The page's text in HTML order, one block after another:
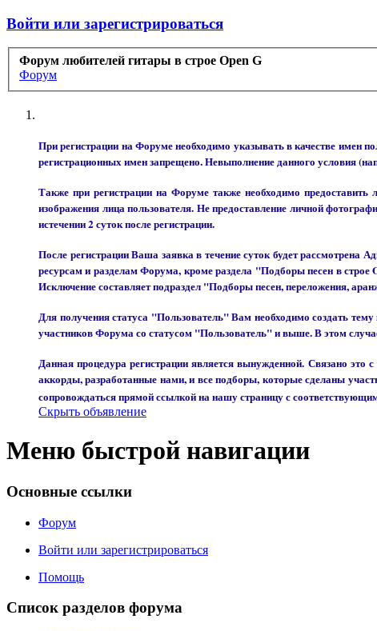
Войти или зарегистрироваться
Форум любителей гитары в строе Open G
Форум
При регистрации на Форуме необходимо указывать в качестве
регистрационных имен запрещено. Невыполнение данного
Также при регистрации на Форуме также необходимо
изображения лица пользователя. Не предоставление личной
истечении 2 суток после регистрации.
После регистрации Ваша заявка в течение суток будет
ресурсам и разделам Форума, кроме раздела "Подборы песен в
Исключение составляет подраздел "Подборы песен, переложения,
Для получения статуса "Пользователь" Вам необходимо создать
участников Форума со статусом "Пользователь" и выше. В этом
Данная процедура регистрации является вынужденной. Связано
аккорды, разработанные нами, и все подборы, которые сделаны
сопровождаться прямой ссылкой на нашу страницу с
Скрыть объявление
Меню быстрой навигации
Основные ссылки
Форум
Войти или зарегистрироваться
Помощь
Список разделов форума